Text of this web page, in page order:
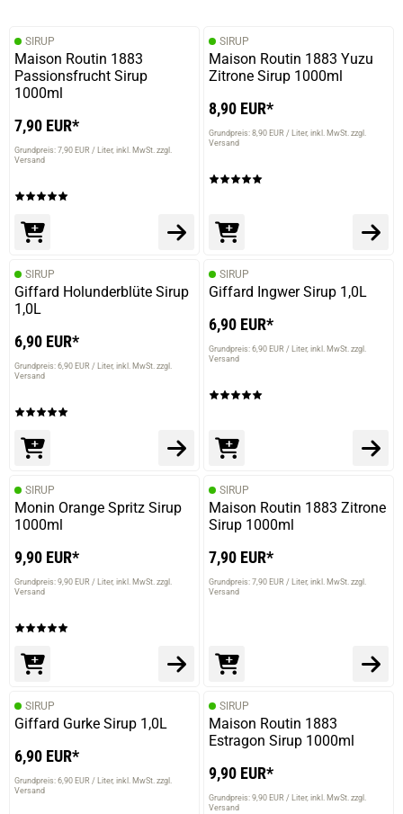
SIRUP
Maison Routin 1883
Passionsfrucht Sirup
1000ml
7,90 EUR*
Grundpreis: 7,90 EUR / Liter inkl. MwSt. zzgl.
Versand
SIRUP
Maison Routin 1883 Yuzu
Zitrone Sirup 1000ml
8,90 EUR*
Grundpreis: 8,90 EUR / Liter inkl. MwSt. zzgl.
Versand
SIRUP
Giffard Holunderblüte Sirup
1,0L
6,90 EUR*
Grundpreis: 6,90 EUR / Liter inkl. MwSt. zzgl.
Versand
SIRUP
Giffard Ingwer Sirup 1,0L
6,90 EUR*
Grundpreis: 6,90 EUR / Liter inkl. MwSt. zzgl.
Versand
SIRUP
Monin Orange Spritz Sirup
1000ml
9,90 EUR*
Grundpreis: 9,90 EUR / Liter inkl. MwSt. zzgl.
Versand
SIRUP
Maison Routin 1883 Zitrone
Sirup 1000ml
7,90 EUR*
Grundpreis: 7,90 EUR / Liter inkl. MwSt. zzgl.
Versand
SIRUP
Giffard Gurke Sirup 1,0L
6,90 EUR*
Grundpreis: 6,90 EUR / Liter inkl. MwSt. zzgl.
Versand
SIRUP
Maison Routin 1883
Estragon Sirup 1000ml
9,90 EUR*
Grundpreis: 9,90 EUR / Liter inkl. MwSt. zzgl.
Versand